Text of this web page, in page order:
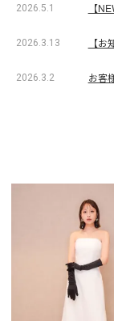
2026.5.1 【
2026.3.13 【
2026.3.2 お客